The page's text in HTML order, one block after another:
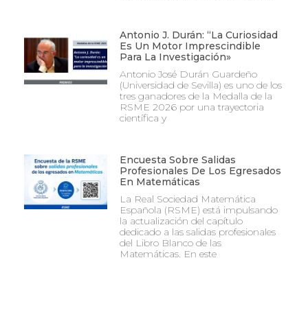
Antonio J. Durán: “La Curiosidad
Es Un Motor Imprescindible
Para La Investigación»
Antonio José Durán Guardeño
(Universidad de Sevilla) es uno de los
tres ganadores de la Medalla de la
RSME 2026 por una trayectoria
científica y
Encuesta Sobre Salidas
Profesionales De Los Egresados
En Matemáticas
La Real Sociedad Matemática
Española (RSME) está impulsando
la actualización del capítulo
dedicado a las salidas profesionales
del Libro Blanco de las
Matemáticas. En este